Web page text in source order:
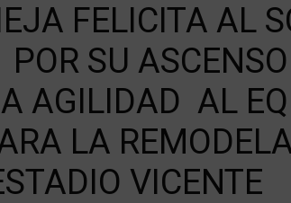
FELICITA AL
SU
AGILIDAD AL
LA
VICENTE